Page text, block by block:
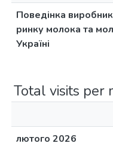
Поведінка
ринку молока та
Україні
Total visits per
лютого 2026